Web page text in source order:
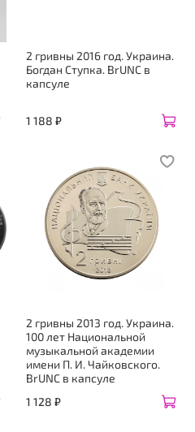
2 гривны 2016 год. Украина.
Богдан Ступка. BrUNC в
капсуле
1 188 ₽
2 гривны 2013 год. Украина.
100 лет Национальной
музыкальной академии
имени П. И. Чайковского.
BrUNC в капсуле
1 128 ₽